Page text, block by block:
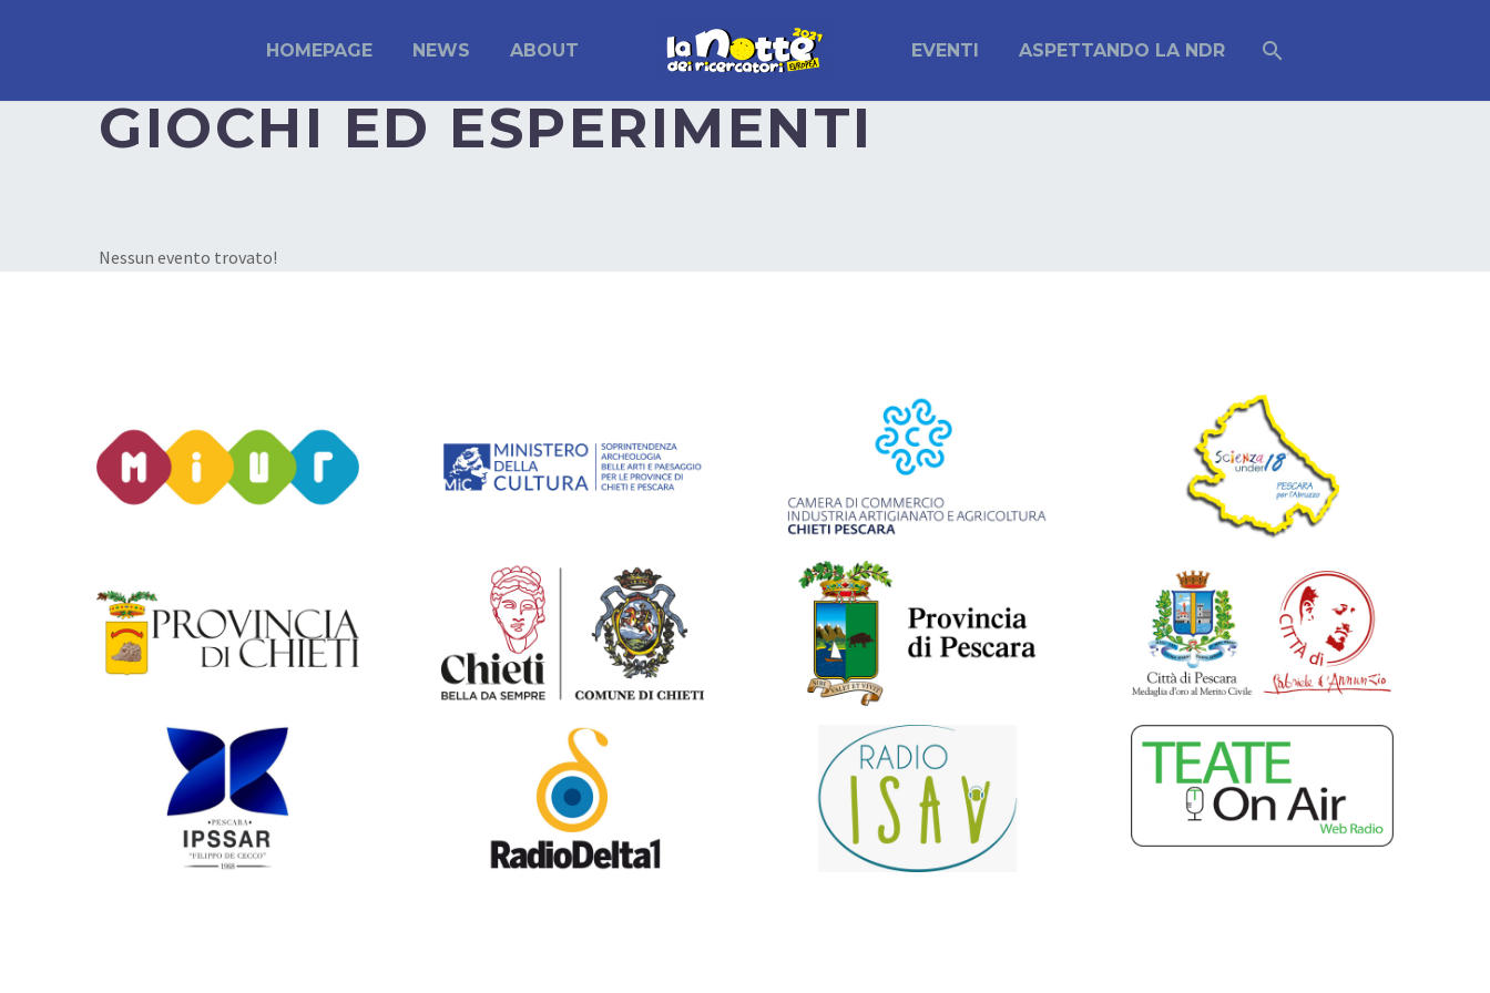
HOMEPAGE NEWS ABOUT EVENTI ASPETTANDO LA NDR
GIOCHI ED ESPERIMENTI
Nessun evento trovato!